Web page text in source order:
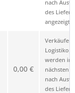
nach
des
angezeigt.
0,00 €
Verkäufer
werden im
nächsten
nach
des